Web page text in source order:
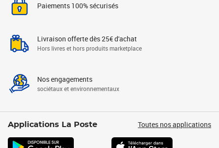
Paiements 100% sécurisés
Livraison offerte dès 25€ d'achat
Hors livres et hors produits marketplace
Nos engagements
sociétaux et environnementaux
Applications La Poste Toutes nos applications